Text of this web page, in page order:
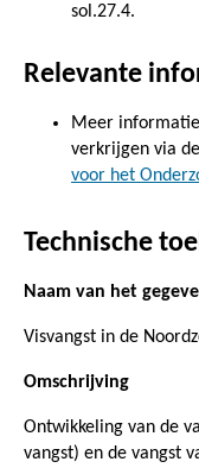
sol.27.4.
Relevante
Meer
verkrijgen via
voor het
Technische
Naam van het
Visvangst in de
Omschrijving
Ontwikkeling van de
vangst) en de vangst